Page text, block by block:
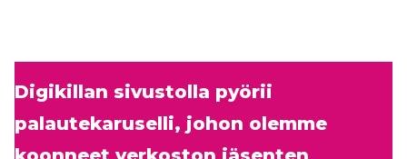
Digikillan sivustolla pyörii
palautekaruselli, johon olemme